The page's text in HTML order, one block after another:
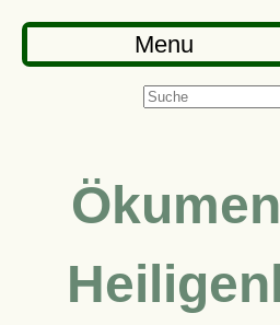
Menu